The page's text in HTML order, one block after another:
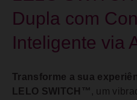
Dupla com
Inteligente via
Transforme a sua
LELO SWITCH™ , um